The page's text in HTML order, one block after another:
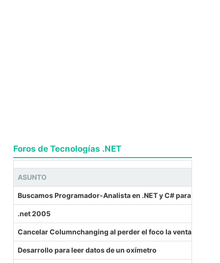
Foros de Tecnologías .NET
ASUNTO
Buscamos Programador-Analista en .NET y C# para Madrid
.net 2005
Cancelar Columnchanging al perder el foco la ventana
Desarrollo para leer datos de un oxímetro